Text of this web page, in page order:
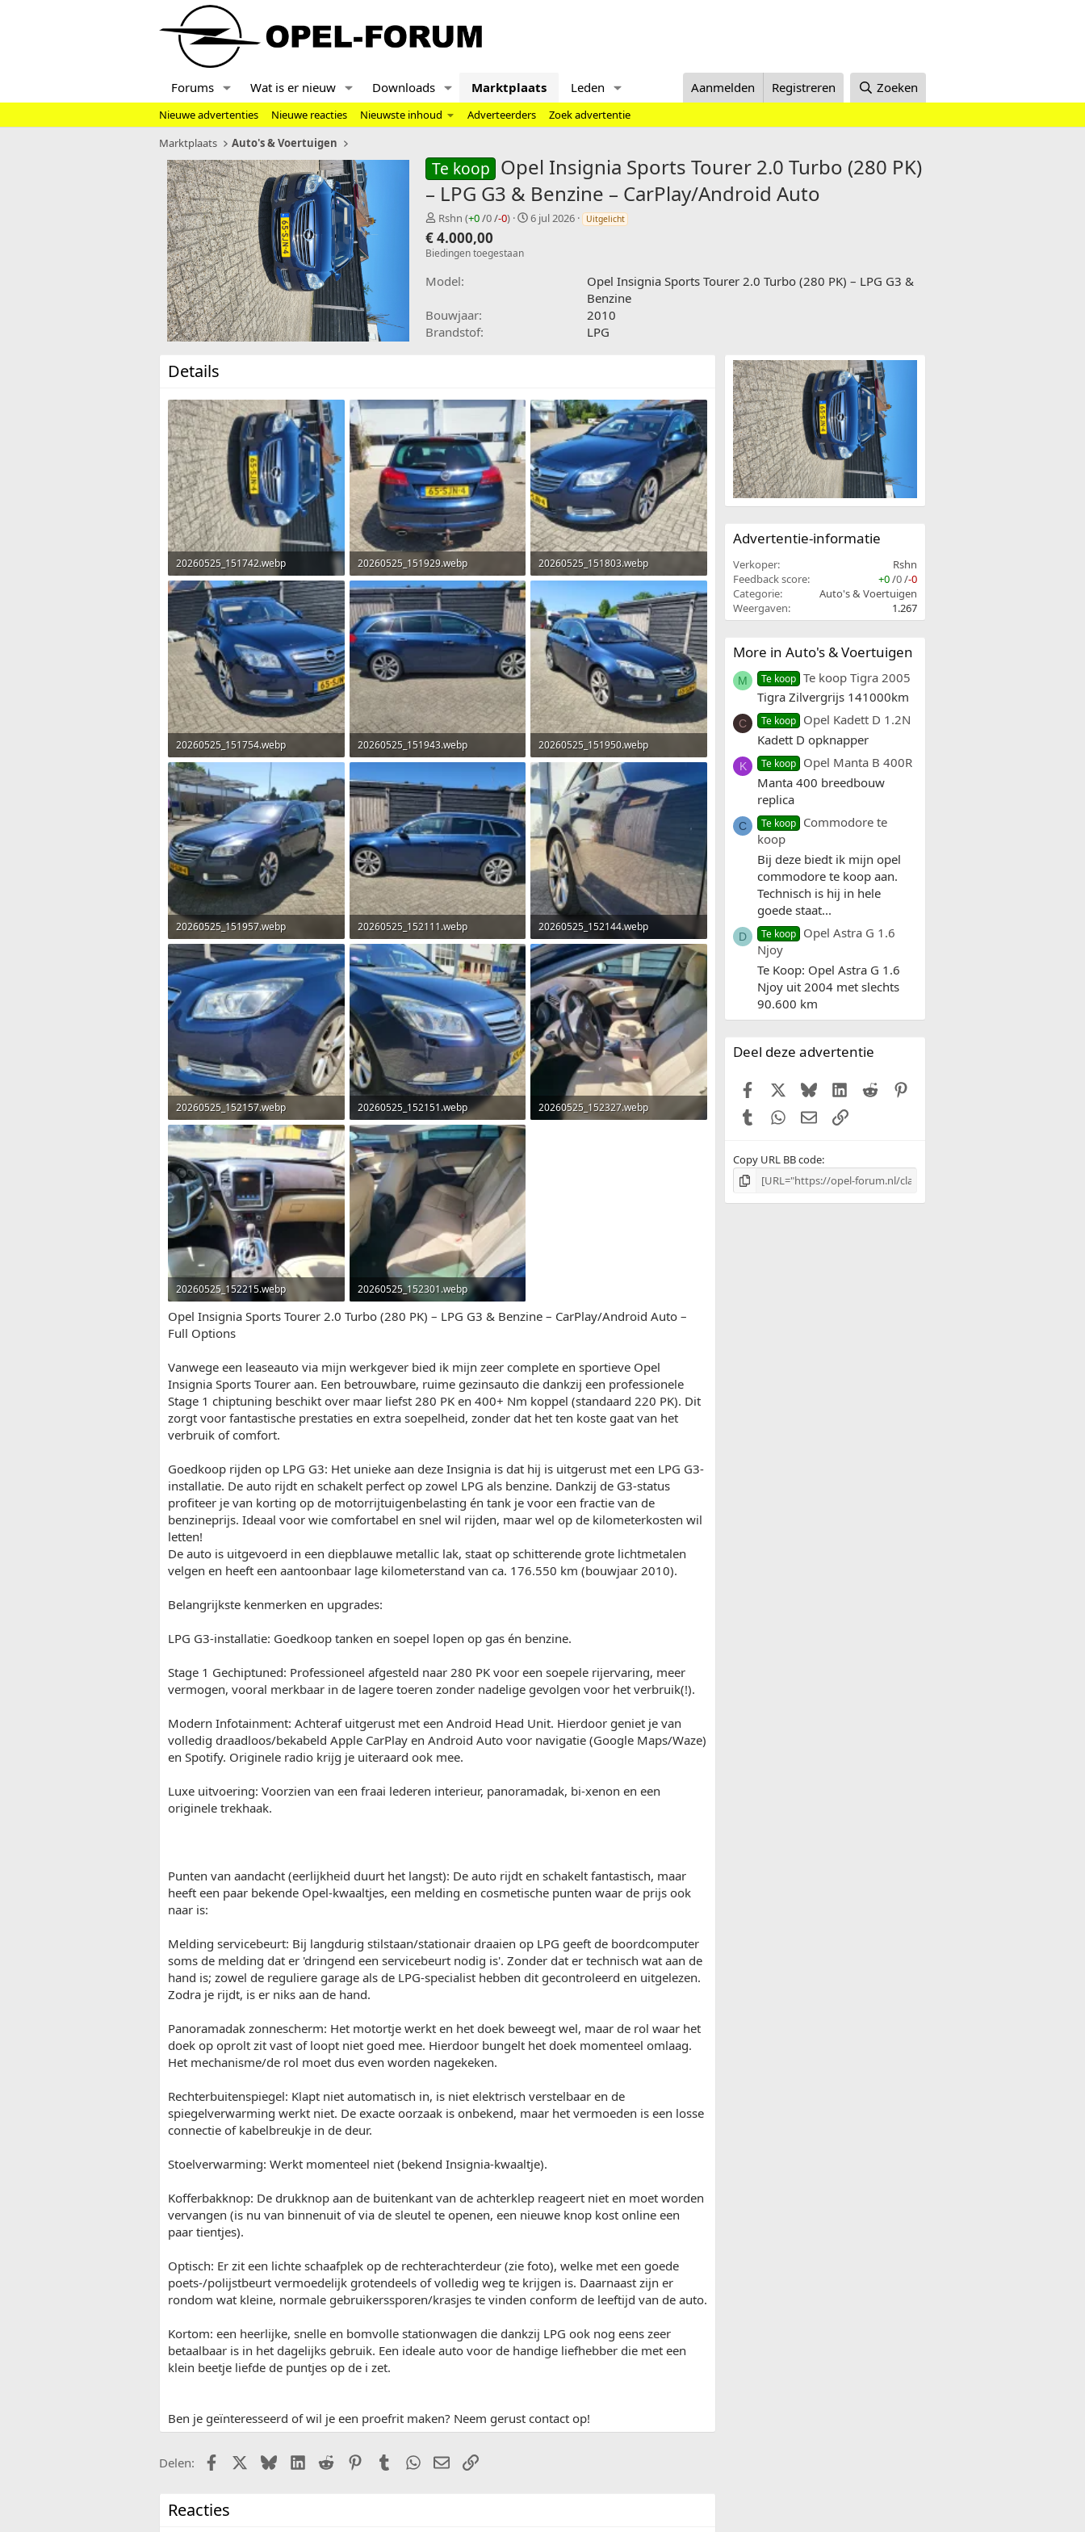
Forums Wat is er nieuw Downloads Marktplaats Leden Aanmelden Registreren Zoeken
Nieuwe advertenties Nieuwe reacties Nieuwste inhoud Adverteerders
Zoek advertentie
Marktplaats
Auto's & Voertuigen
Te koop Opel Insignia Sports Tourer 2.0 Turbo (280 PK)
– LPG G3 & Benzine – CarPlay/Android Auto
V
e
r
k
p
r
Rshn (+0/0/-0)
C
6 jul 2026 Uitgelicht
€ 4.000,00
Biedingen toegestaan
Model
Opel Insignia Sports Tourer 2.0 Turbo (280 PK) – LPG G3 &
Benzine
Bouwjaar
2010
Brandstof
LPG
Details
20260525_151742.webp
2,7 MB · Weergaven: 139
20260525_151929.webp
2,5 MB · Weergaven: 38
20260525_151803.webp
2,3 MB · Weergaven: 34
20260525_151754.webp
2,8 MB · Weergaven: 36
20260525_151943.webp
20260525_151950.webp
2,8 MB · Weergaven: 33
20260525_151957.webp
2,2 MB · Weergaven: 35
20260525_152111.webp
2,7 MB · Weergaven: 33
20260525_152144.webp
1,7 MB · Weergaven: 33
20260525_152157.webp
1,9 MB · Weergaven: 30
20260525_152151.webp
2,3 MB · Weergaven: 31
20260525_152327.webp
20260525_152215.webp
1,5 MB · Weergaven: 33
20260525_152301.webp
1 MB · Weergaven: 33
Opel Insignia Sports Tourer 2.0 Turbo (280 PK) – LPG G3 & Benzine – CarPlay/Android Auto –
Full Options
Vanwege een leaseauto via mijn werkgever bied ik mijn zeer complete en sportieve Opel
Insignia Sports Tourer aan. Een betrouwbare, ruime gezinsauto die dankzij een professionele
Stage 1 chiptuning beschikt over maar liefst 280 PK en 400+ Nm koppel (standaard 220 PK). Dit
zorgt voor fantastische prestaties en extra soepelheid, zonder dat het ten koste gaat van het
verbruik of comfort.
Goedkoop rijden op LPG G3: Het unieke aan deze Insignia is dat hij is uitgerust met een LPG G3-
installatie. De auto rijdt en schakelt perfect op zowel LPG als benzine. Dankzij de G3-status
profiteer je van korting op de motorrijtuigenbelasting én tank je voor een fractie van de
benzineprijs. Ideaal voor wie comfortabel en snel wil rijden, maar wel op de kilometerkosten wil
letten!
De auto is uitgevoerd in een diepblauwe metallic lak, staat op schitterende grote lichtmetalen
velgen en heeft een aantoonbaar lage kilometerstand van ca. 176.550 km (bouwjaar 2010).
Belangrijkste kenmerken en upgrades:
LPG G3-installatie: Goedkoop tanken en soepel lopen op gas én benzine.
Stage 1 Gechiptuned: Professioneel afgesteld naar 280 PK voor een soepele rijervaring, meer
vermogen, vooral merkbaar in de lagere toeren zonder nadelige gevolgen voor het verbruik(!).
Modern Infotainment: Achteraf uitgerust met een Android Head Unit. Hierdoor geniet je van
volledig draadloos/bekabeld Apple CarPlay en Android Auto voor navigatie (Google Maps/Waze)
en Spotify. Originele radio krijg je uiteraard ook mee.
Luxe uitvoering: Voorzien van een fraai lederen interieur, panoramadak, bi-xenon en een
originele trekhaak.
Punten van aandacht (eerlijkheid duurt het langst): De auto rijdt en schakelt fantastisch, maar
heeft een paar bekende Opel-kwaaltjes, een melding en cosmetische punten waar de prijs ook
naar is:
Melding servicebeurt: Bij langdurig stilstaan/stationair draaien op LPG geeft de boordcomputer
soms de melding dat er 'dringend een servicebeurt nodig is'. Zonder dat er technisch wat aan de
hand is; zowel de reguliere garage als de LPG-specialist hebben dit gecontroleerd en uitgelezen.
Zodra je rijdt, is er niks aan de hand.
Panoramadak zonnescherm: Het motortje werkt en het doek beweegt wel, maar de rol waar het
doek op oprolt zit vast of loopt niet goed mee. Hierdoor bungelt het doek momenteel omlaag.
Het mechanisme/de rol moet dus even worden nagekeken.
Rechterbuitenspiegel: Klapt niet automatisch in, is niet elektrisch verstelbaar en de
spiegelverwarming werkt niet. De exacte oorzaak is onbekend, maar het vermoeden is een losse
connectie of kabelbreukje in de deur.
Stoelverwarming: Werkt momenteel niet (bekend Insignia-kwaaltje).
Kofferbakknop: De drukknop aan de buitenkant van de achterklep reageert niet en moet worden
vervangen (is nu van binnenuit of via de sleutel te openen, een nieuwe knop kost online een
paar tientjes).
Optisch: Er zit een lichte schaafplek op de rechterachterdeur (zie foto), welke met een goede
poets-/polijstbeurt vermoedelijk grotendeels of volledig weg te krijgen is. Daarnaast zijn er
rondom wat kleine, normale gebruikerssporen/krasjes te vinden conform de leeftijd van de auto.
Kortom: een heerlijke, snelle en bomvolle stationwagen die dankzij LPG ook nog eens zeer
betaalbaar is in het dagelijks gebruik. Een ideale auto voor de handige liefhebber die met een
klein beetje liefde de puntjes op de i zet.
Ben je geïnteresseerd of wil je een proefrit maken? Neem gerust contact op!
Delen: FacebookX (Twitter)
BlueskyLinkedIn
Reddit PinterestTumblrWhatsApp
E-mailLink
Reacties
Advertentie-informatie
Verkoper
Rshn
Feedback score
+0/0/-0
Categorie
Auto's & Voertuigen
Weergaven
1.267
More in Auto's & Voertuigen
M Te koop Te koop Tigra 2005
Tigra Zilvergrijs 141000km
C Te koop Opel Kadett D 1.2N
Kadett D opknapper
K Te koop Opel Manta B 400R
Manta 400 breedbouw
replica
C Te koop Commodore te
koop
Bij deze biedt ik mijn opel
commodore te koop aan.
Technisch is hij in hele
goede staat...
D Te koop Opel Astra G 1.6
Njoy
Te Koop: Opel Astra G 1.6
Njoy uit 2004 met slechts
90.600 km
Deel deze advertentie
FacebookX (Twitter)
BlueskyLinkedIn
Reddit
TumblrWhatsApp
E-mailLink
Copy URL BB code